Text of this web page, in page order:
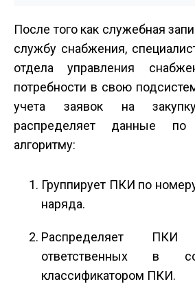
После того как служебная
службу снабжения,
отдела управления
потребности в свою
учета заявок на
распределяет данные по
алгоритму:
Группирует ПКИ по
наряда.
Распределяет
ответственных в
классификатором ПКИ.